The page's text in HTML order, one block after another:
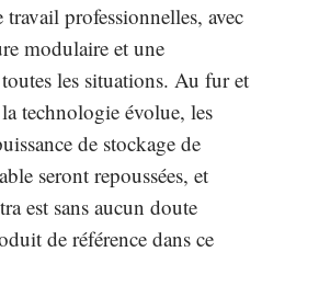
travail professionnelles, avec
modulaire et une
les situations. Au fur et
technologie évolue, les
de stockage de
seront repoussées, et
est sans aucun doute
de référence dans ce